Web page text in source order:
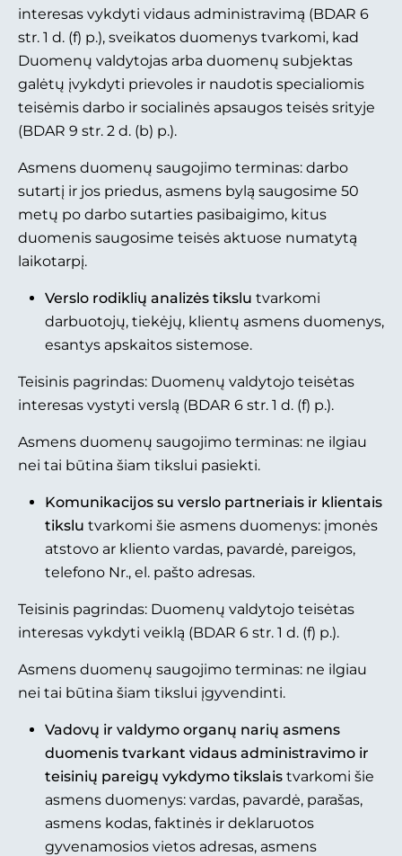
interesas vykdyti vidaus administravimą (BDAR 6
str. 1 d. (f) p.), sveikatos duomenys tvarkomi, kad
Duomenų valdytojas arba duomenų subjektas
galėtų įvykdyti prievoles ir naudotis specialiomis
teisėmis darbo ir socialinės apsaugos teisės srityje
(BDAR 9 str. 2 d. (b) p.).
Asmens duomenų saugojimo terminas: darbo
sutartį ir jos priedus, asmens bylą saugosime 50
metų po darbo sutarties pasibaigimo, kitus
duomenis saugosime teisės aktuose numatytą
laikotarpį.
Verslo rodiklių analizės tikslu tvarkomi
darbuotojų, tiekėjų, klientų asmens duomenys,
esantys apskaitos sistemose.
Teisinis pagrindas: Duomenų valdytojo teisėtas
interesas vystyti verslą (BDAR 6 str. 1 d. (f) p.).
Asmens duomenų saugojimo terminas: ne ilgiau
nei tai būtina šiam tikslui pasiekti.
Komunikacijos su verslo partneriais ir klientais
tikslu tvarkomi šie asmens duomenys: įmonės
atstovo ar kliento vardas, pavardė, pareigos,
telefono Nr., el. pašto adresas.
Teisinis pagrindas: Duomenų valdytojo teisėtas
interesas vykdyti veiklą (BDAR 6 str. 1 d. (f) p.).
Asmens duomenų saugojimo terminas: ne ilgiau
nei tai būtina šiam tikslui įgyvendinti.
Vadovų ir valdymo organų narių asmens
duomenis tvarkant vidaus administravimo ir
teisinių pareigų vykdymo tikslais tvarkomi šie
asmens duomenys: vardas, pavardė, parašas,
asmens kodas, faktinės ir deklaruotos
gyvenamosios vietos adresas, asmens